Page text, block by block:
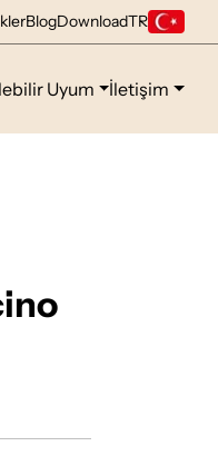
BlogDownloadTR
Uyum İletişim